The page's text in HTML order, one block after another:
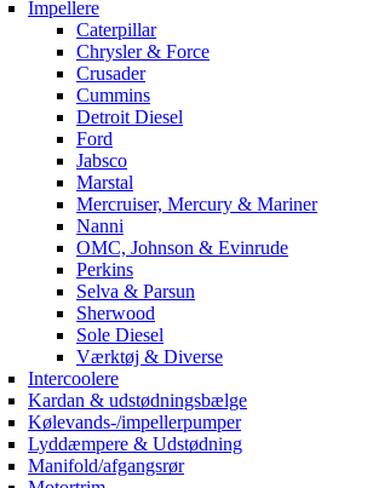
Impellere
Caterpillar
Chrysler & Force
Crusader
Cummins
Detroit Diesel
Ford
Jabsco
Marstal
Mercruiser, Mercury & Mariner
Nanni
OMC, Johnson & Evinrude
Perkins
Selva & Parsun
Sherwood
Sole Diesel
Værktøj & Diverse
Intercoolere
Kardan & udstødningsbælge
Kølevands-/impellerpumper
Lyddæmpere & Udstødning
Manifold/afgangsrør